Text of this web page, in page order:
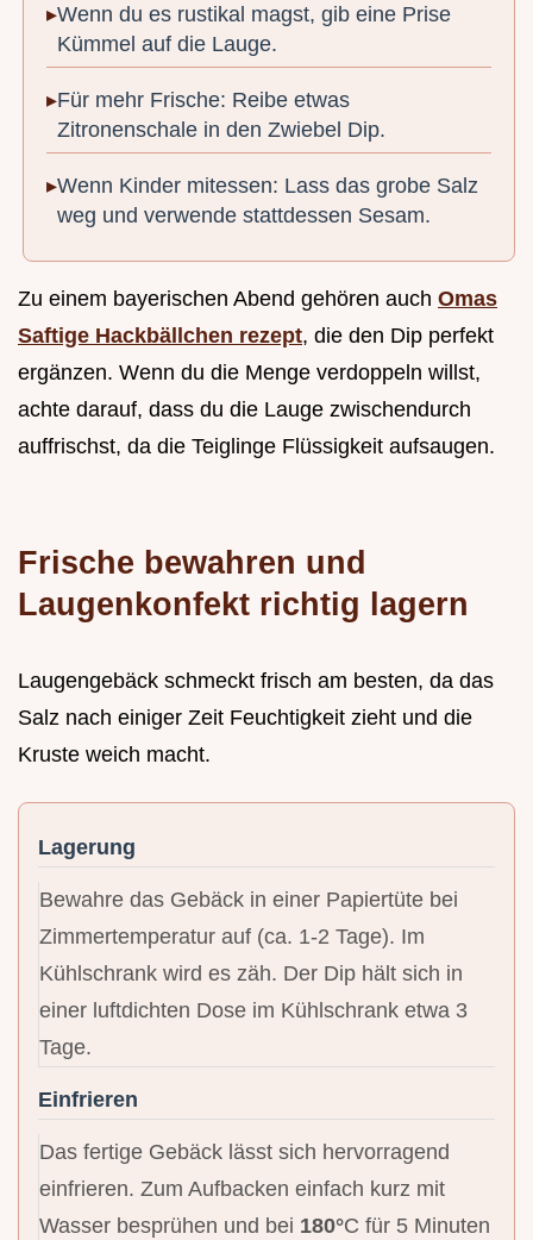
Wenn du es rustikal magst, gib eine Prise
Kümmel auf die Lauge.
Für mehr Frische: Reibe etwas
Zitronenschale in den Zwiebel Dip.
Wenn Kinder mitessen: Lass das grobe Salz
weg und verwende stattdessen Sesam.
Zu einem bayerischen Abend gehören auch Omas
Saftige Hackbällchen rezept, die den Dip perfekt
ergänzen. Wenn du die Menge verdoppeln willst,
achte darauf, dass du die Lauge zwischendurch
auffrischst, da die Teiglinge Flüssigkeit aufsaugen.
Frische bewahren und
Laugenkonfekt richtig lagern
Laugengebäck schmeckt frisch am besten, da das
Salz nach einiger Zeit Feuchtigkeit zieht und die
Kruste weich macht.
Lagerung
Bewahre das Gebäck in einer Papiertüte bei
Zimmertemperatur auf (ca. 1-2 Tage). Im
Kühlschrank wird es zäh. Der Dip hält sich in
einer luftdichten Dose im Kühlschrank etwa 3
Tage.
Einfrieren
Das fertige Gebäck lässt sich hervorragend
einfrieren. Zum Aufbacken einfach kurz mit
Wasser besprühen und bei 180°C für 5 Minuten